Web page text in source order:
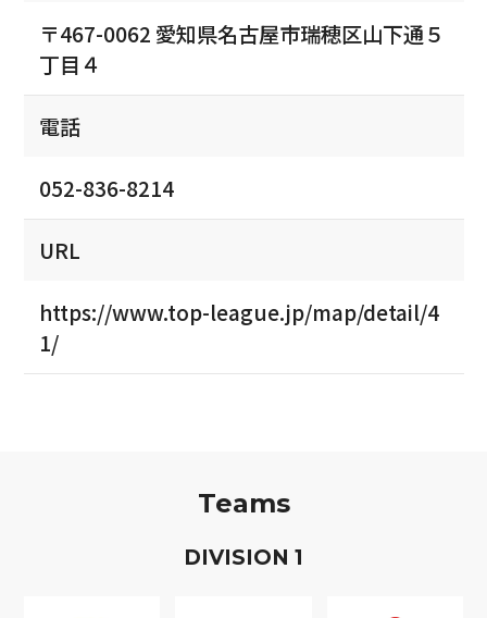
〒467-0062 愛知県名古屋市瑞穂区山下通５
丁目４
電話
052-836-8214
URL
https://www.top-league.jp/map/detail/4
1/
Teams
DIVISION 1